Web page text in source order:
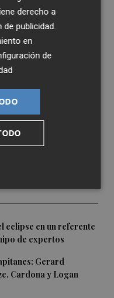
eclipse en un referente
de expertos
Gerard
Cardona y Logan
derecho a
de publicidad.
en
de